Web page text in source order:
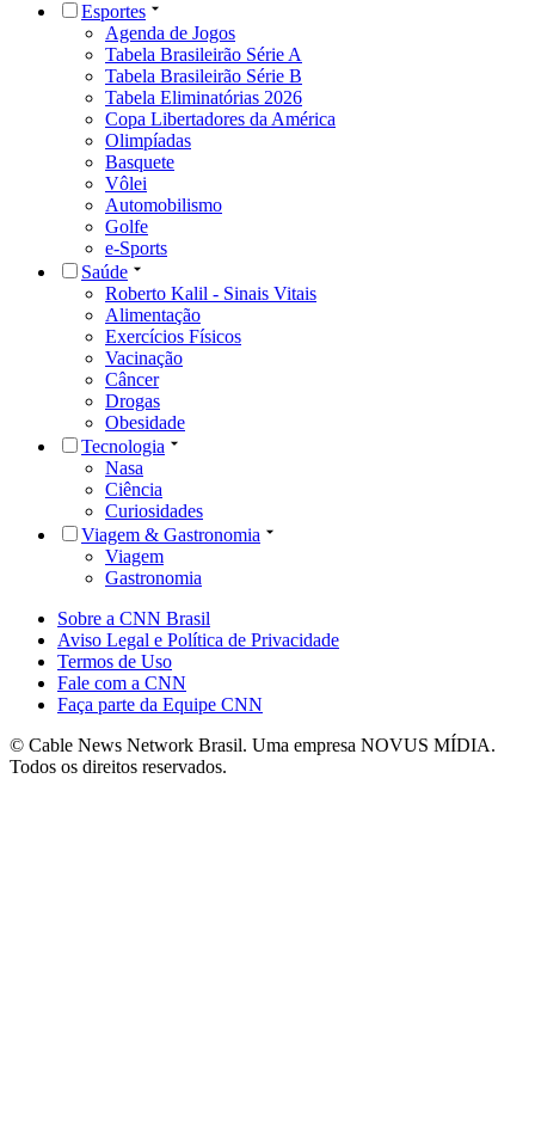
Esportes
Agenda de Jogos
Tabela Brasileirão Série A
Tabela Brasileirão Série B
Tabela Eliminatórias 2026
Copa Libertadores da América
Olimpíadas
Basquete
Vôlei
Automobilismo
Golfe
e-Sports
Saúde
Roberto Kalil - Sinais Vitais
Alimentação
Exercícios Físicos
Vacinação
Câncer
Drogas
Obesidade
Tecnologia
Nasa
Ciência
Curiosidades
Viagem & Gastronomia
Viagem
Gastronomia
Sobre a CNN Brasil
Aviso Legal e Política de Privacidade
Termos de Uso
Fale com a CNN
Faça parte da Equipe CNN
© Cable News Network Brasil. Uma empresa NOVUS MÍDIA.
Todos os direitos reservados.